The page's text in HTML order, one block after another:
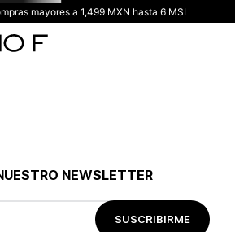
mayores a 1,499 MXN hasta 6 MSI
NEWSLETTER
SUSCRIBIRME